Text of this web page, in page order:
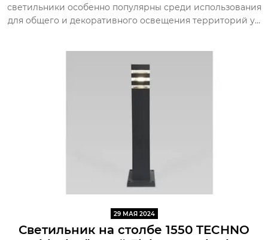
светильники особенно популярны среди использования
для общего и декоративного освещения территорий у...
29 МАЯ 2024
Светильник на столбе 1550 TECHNO